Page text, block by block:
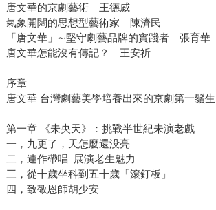
唐文華的京劇藝術 王德威
氣象開闊的思想型藝術家 陳濟民
「唐文華」∼堅守劇藝品牌的實踐者 張育華
唐文華怎能沒有傳記？ 王安祈
序章
唐文華 台灣劇藝美學培養出來的京劇第一鬚
第一章 《未央天》：挑戰半世紀未演老戲
一，九更了，天怎麼還没亮
二，連作帶唱 展演老生魅力
三，從十歲坐科到五十歲「滾釘板」
四，致敬恩師胡少安